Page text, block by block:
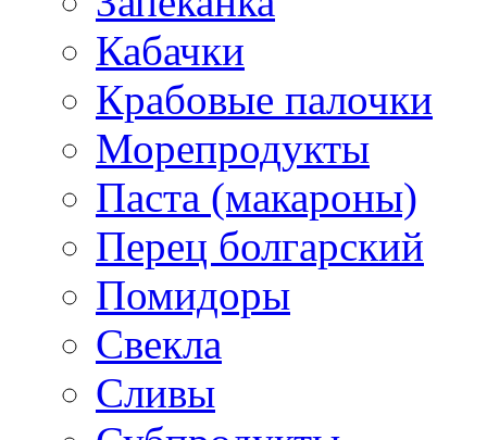
Кабачки
Крабовые палочки
Морепродукты
Паста (макароны)
Перец болгарский
Помидоры
Свекла
Сливы